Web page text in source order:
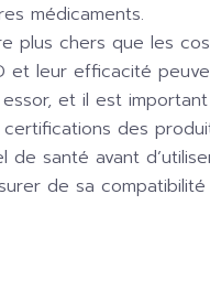
médicaments.
plus chers que les
et leur efficacité
et il est
des
santé avant
de sa